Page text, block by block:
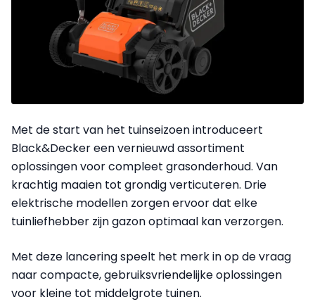
Met de start van het tuinseizoen introduceert
Black&Decker een vernieuwd assortiment
oplossingen voor compleet grasonderhoud. Van
krachtig maaien tot grondig verticuteren. Drie
elektrische modellen zorgen ervoor dat elke
tuinliefhebber zijn gazon optimaal kan verzorgen.
Met deze lancering speelt het merk in op de vraag
naar compacte, gebruiksvriendelijke oplossingen
voor kleine tot middelgrote tuinen.